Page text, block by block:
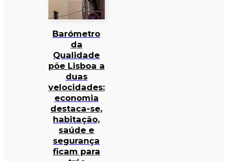
Barómetro
da
Qualidade
põe Lisboa a
duas
velocidades:
economia
destaca-se,
habitação,
saúde e
segurança
ficam para